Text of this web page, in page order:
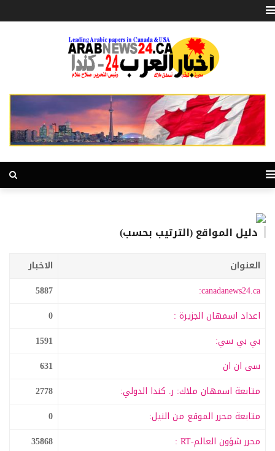
دليل المواقع (الترتيب بحسب)
العنوان
الاخبار
canadanews24.ca:
5887
اعداد اسمهان الجزيرة :
0
بي بي سي:
1591
سى ان ان
631
متابعة اسمهان ملاك: ر. كندا الدولي:
2778
متابعة محرر الموقع من النيل:
0
محرر شؤون العالم-RT :
35868